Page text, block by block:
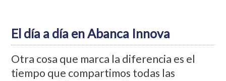
El día a día en Abanca Innova
Otra cosa que marca la diferencia es el
tiempo que compartimos todas las